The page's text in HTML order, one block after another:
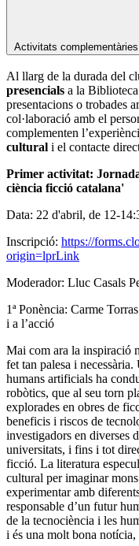
Activitats complementàries
Al llarg de la durada del
presencials a la
presentacions o trobades
col·laboració amb el
complementen
cultural i el contacte
Primer activitat:
ciència ficció catalana'
Data: 22 d'abril, de 12-
Inscripció: https://
origin=lprLink
Moderador: Lluc Casals
1ª Ponència: Carme
i a l’acció
Mai com ara la inspiració
fet tan palesa i
humans artificials ha
robòtics, que al seu torn
explorades en obres de
beneficis i riscos de
investigadors en diverses
universitats, i fins i tot
ficció. La literatura
cultural per imaginar
experimentar amb
responsable d’un futur
de la tecnociència i les
i és una molt bona notícia,